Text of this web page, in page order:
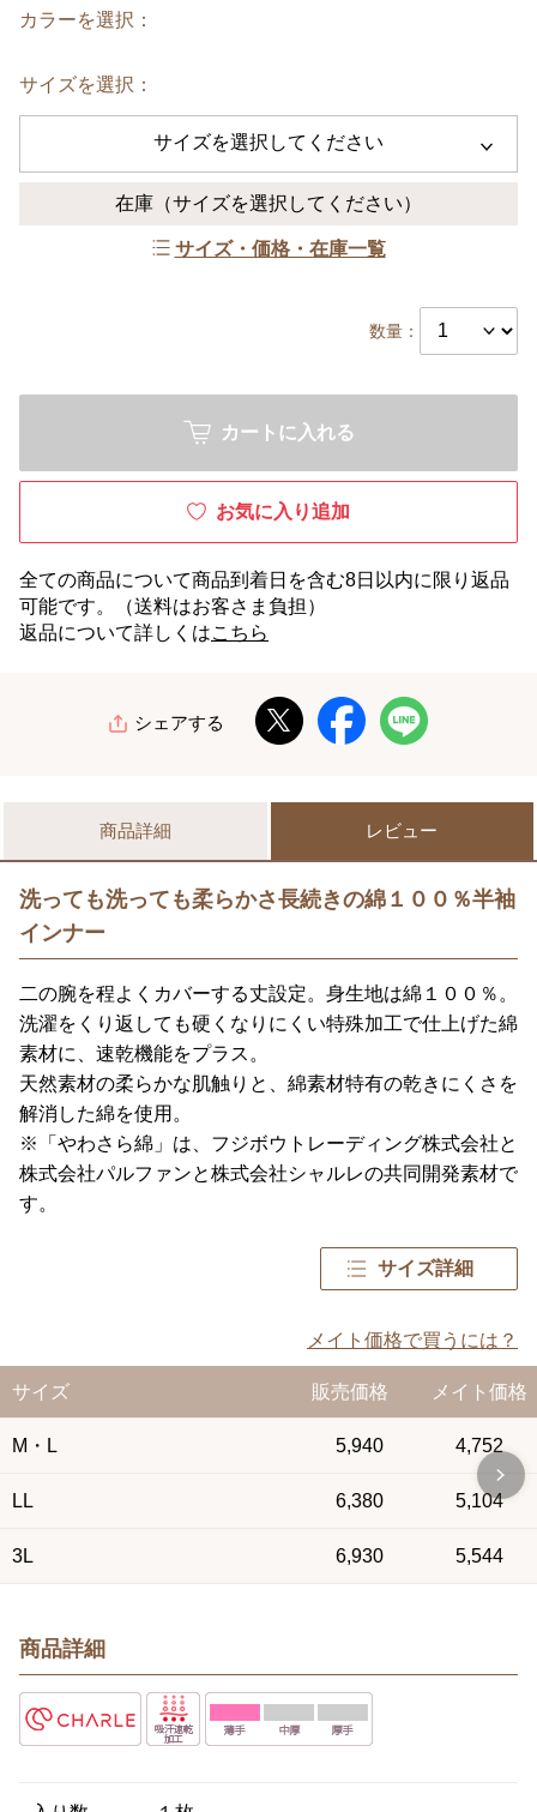
カラーを選択：
サイズを選択：
サイズを選択してください
在庫 （サイズを選択してください）
サイズ・価格・在庫一覧
数量：
カートに入れる
お気に入り追加
全ての商品について商品到着日を含む8日以内に限り返品
可能です。（送料はお客さま負担）
返品について詳しくはこちら
シェアする
商品詳細 レビュー
洗っても洗っても柔らかさ長続きの綿１００％半袖
インナー
二の腕を程よくカバーする丈設定。身生地は綿１００％。
洗濯をくり返しても硬くなりにくい特殊加工で仕上げた綿
素材に、速乾機能をプラス。
天然素材の柔らかな肌触りと、綿素材特有の乾きにくさを
解消した綿を使用。
※「やわさら綿」は、フジボウトレーディング株式会社と
株式会社パルファンと株式会社シャルレの共同開発素材で
す。
サイズ詳細
メイト価格で買うには？
サイズ 販売価格 メイト価格
M・L 5,940 4,752
LL 6,380 5,104
3L 6,930 5,544
商品詳細